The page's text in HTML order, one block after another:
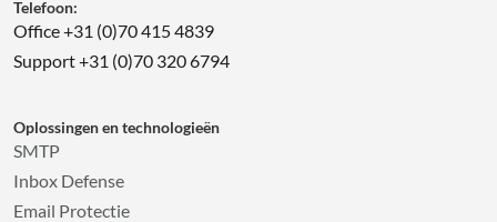
Telefoon:
Office +31 (0)70 415 4839
Support +31 (0)70 320 6794
Oplossingen en technologieën
SMTP
Inbox Defense
Email Protectie